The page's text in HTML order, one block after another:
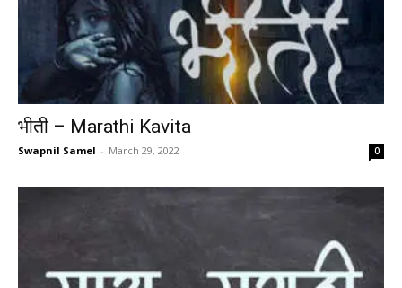
भीती – Marathi Kavita
Swapnil Samel - March 29, 2022 0